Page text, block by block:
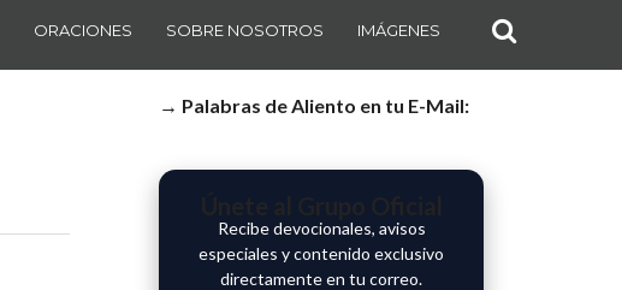
ORACIONES SOBRE NOSOTROS IMÁGENES
→ Palabras de Aliento en tu E-Mail:
Recibe devocionales, avisos
especiales y contenido exclusivo
directamente en tu correo.